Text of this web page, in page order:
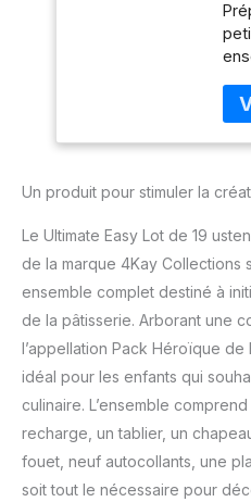
:
de
de
et
et
Un produit pour stimuler la
Le Ultimate Easy Lot de 19
de la marque 4Kay Collections
ensemble complet destiné à
de la pâtisserie. Arborant une
l’appellation Pack Héroïque
idéal pour les enfants qui
culinaire. L’ensemble
recharge, un tablier, un
fouet, neuf autocollants, une
soit tout le nécessaire pour